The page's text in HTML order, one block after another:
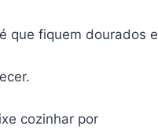
que fiquem dourados e
cozinhar por